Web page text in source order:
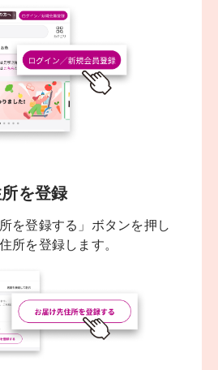
を登録
を登録する」ボタンを押し
所を登録します。